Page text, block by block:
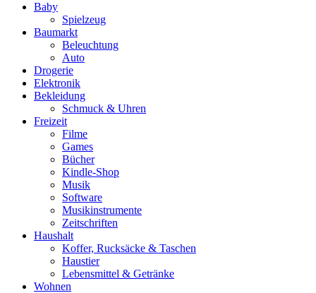
Baby
Spielzeug
Baumarkt
Beleuchtung
Auto
Drogerie
Elektronik
Bekleidung
Schmuck & Uhren
Freizeit
Filme
Games
Bücher
Kindle-Shop
Musik
Software
Musikinstrumente
Zeitschriften
Haushalt
Koffer, Rucksäcke & Taschen
Haustier
Lebensmittel & Getränke
Wohnen